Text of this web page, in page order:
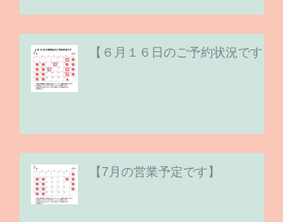
【６月１６日のご予約状況です】
【7月の営業予定です】